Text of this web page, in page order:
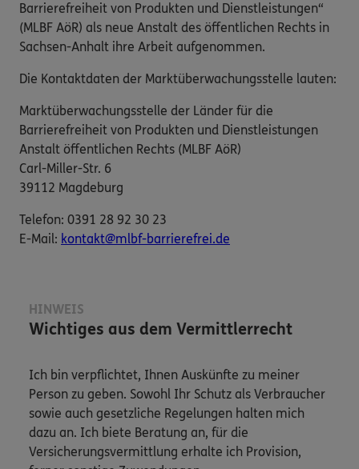
Barrierefreiheit von Produkten und Dienstleistungen“
(MLBF AöR) als neue Anstalt des öffentlichen Rechts in
Sachsen-Anhalt ihre Arbeit aufgenommen.
Die Kontaktdaten der Marktüberwachungsstelle lauten:
Marktüberwachungsstelle der Länder für die
Barrierefreiheit von Produkten und Dienstleistungen
Anstalt öffentlichen Rechts (MLBF AöR)
Carl-Miller-Str. 6
39112 Magdeburg
Telefon: 0391 28 92 30 23
E-​Mail: kontakt@mlbf-barrierefrei.de
HINWEIS
Wichtiges aus dem Vermittlerrecht
Ich bin verpflichtet, Ihnen Auskünfte zu meiner
Person zu geben. Sowohl Ihr Schutz als Verbraucher
sowie auch gesetzliche Regelungen halten mich
dazu an. Ich biete Beratung an, für die
Versicherungsvermittlung erhalte ich Provision,